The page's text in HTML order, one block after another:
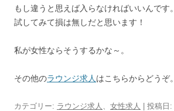
もし違うと思えば入らなければいいんです。
試してみて損は無しだと思います！
私が女性ならそうするかな～。
その他のラウンジ求人 はこちらからどうぞ。
カテゴリー: ラウンジ求人 女性求人 | 投稿日: